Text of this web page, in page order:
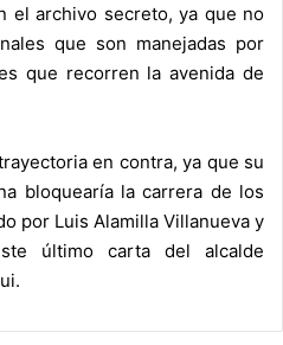
el archivo secreto, ya que no
que son manejadas por
que recorren la avenida de
en contra, ya que su
bloquearía la carrera de los
por Luis Alamilla Villanueva y
último carta del alcalde